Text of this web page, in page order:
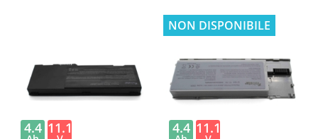
4.4 11.1 4.4 11.1
NON DISPONIBILE